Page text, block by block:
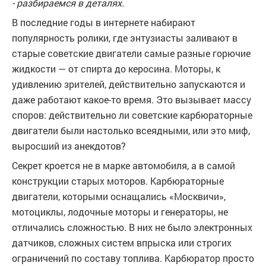
- разбираемся в деталях.
В последние годы в интернете набирают
популярность ролики, где энтузиасты заливают в
старые советские двигатели самые разные горючие
жидкости — от спирта до керосина. Моторы, к
удивлению зрителей, действительно запускаются и
даже работают какое-то время. Это вызывает массу
споров: действительно ли советские карбюраторные
двигатели были настолько всеядными, или это миф,
выросший из анекдотов?
Секрет кроется не в марке автомобиля, а в самой
конструкции старых моторов. Карбюраторные
двигатели, которыми оснащались «Москвичи»,
мотоциклы, лодочные моторы и генераторы, не
отличались сложностью. В них не было электронных
датчиков, сложных систем впрыска или строгих
ограничений по составу топлива. Карбюратор просто